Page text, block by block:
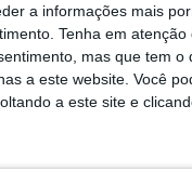
a informações mais
Tenha em
mas que tem
a este website. Você
a este site e
“devido à